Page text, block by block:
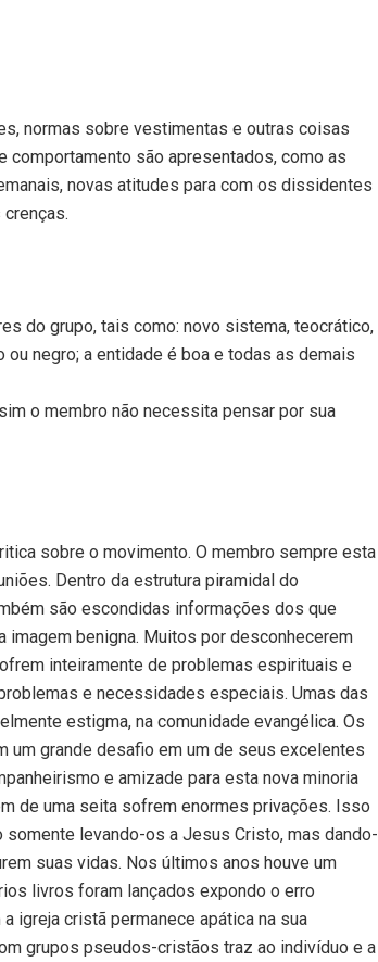
normas sobre vestimentas e outras coisas
comportamento são apresentados, como as
novas atitudes para com os dissidentes
do grupo, tais como: novo sistema, teocrático,
ou negro; a entidade é boa e todas as demais
o membro não necessita pensar por sua
sobre o movimento. O membro sempre esta
Dentro da estrutura piramidal do
são escondidas informações dos que
imagem benigna. Muitos por desconhecerem
inteiramente de problemas espirituais e
e necessidades especiais. Umas das
estigma, na comunidade evangélica. Os
um grande desafio em um de seus excelentes
e amizade para esta nova minoria
de uma seita sofrem enormes privações. Isso
levando-os a Jesus Cristo, mas dando-
suas vidas. Nos últimos anos houve um
livros foram lançados expondo o erro
igreja cristã permanece apática na sua
grupos pseudos-cristãos traz ao indivíduo e a